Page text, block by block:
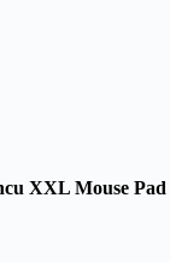
XXL Mouse Pad